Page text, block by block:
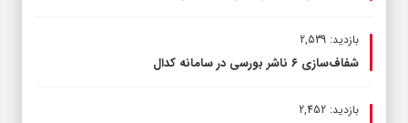
بازدید: 2,539
شفاف‌سازی ۶ ناشر بورسی در سامانه کدال
بازدید: 2,452